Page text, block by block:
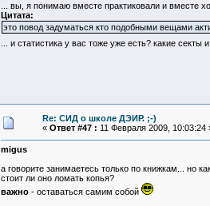
... вы, я понимаю вместе практиковали и вместе
Цитата:
это повод задуматься кто подобными вещами
... и статистика у вас тоже уже есть? какие
Re: СИД о школе ДЭИР. ;-)
« Ответ #47 : 11 Февраля 2009, 10:03:24
migus
а говорите занимаетесь только по книжкам... но
стоит ли оно ломать копья?
важно- оставаться самим собой